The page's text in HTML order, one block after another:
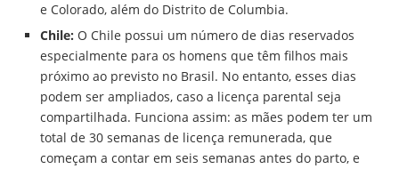
e Colorado, além do Distrito de Columbia.
Chile: O Chile possui um número de dias reservados
especialmente para os homens que têm filhos mais
próximo ao previsto no Brasil. No entanto, esses dias
podem ser ampliados, caso a licença parental seja
compartilhada. Funciona assim: as mães podem ter um
total de 30 semanas de licença remunerada, que
começam a contar em seis semanas antes do parto, e